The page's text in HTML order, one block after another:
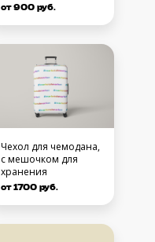
от 900 руб.
Чехол для чемодана,
с мешочком для
хранения
от 1700 руб.